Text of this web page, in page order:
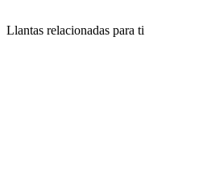
Llantas relacionadas para ti